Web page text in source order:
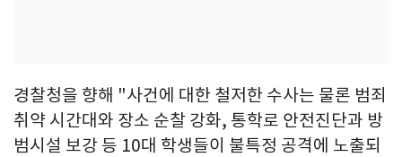
경찰청을 향해 "사건에 대한 철저한 수사는 물론 범죄
취약 시간대와 장소 순찰 강화, 통학로 안전진단과 방
범시설 보강 등 10대 학생들이 불특정 공격에 노출되